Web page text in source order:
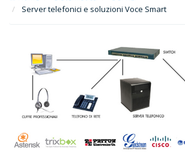
Server telefonici e soluzioni Voce Smart